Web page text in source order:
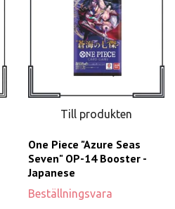
Till produkten
One Piece "Azure Seas
Seven" OP-14 Booster -
Japanese
Beställningsvara